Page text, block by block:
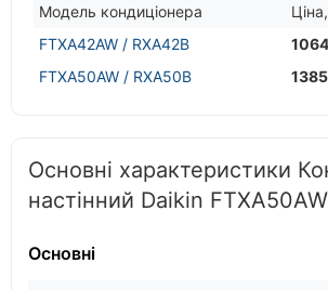
Модель кондицiонера
FTXA42AW / RXA42B
FTXA50AW / RXA50B
Основні характеристики
настінний Daikin
Основні